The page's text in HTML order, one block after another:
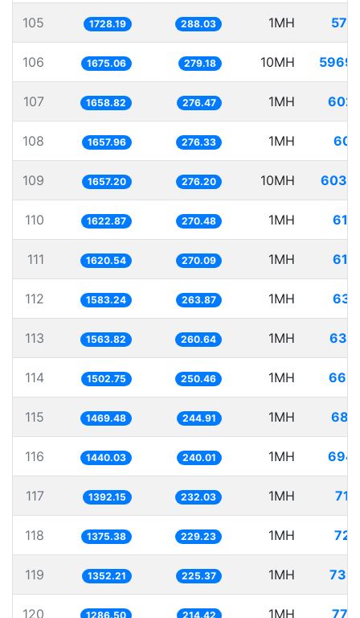
105 1728.19 288.03 1MH
106 1675.06 279.18 10MH
107 1658.82 276.47 1MH
108 1657.96 276.33 1MH
109 1657.20 276.20 10MH
110 1622.87 270.48 1MH
111 1620.54 270.09 1MH
112 1583.24 263.87 1MH
113 1563.82 260.64 1MH
114 1502.75 250.46 1MH
115 1469.48 244.91 1MH
116 1440.03 240.01 1MH
117 1392.15 232.03 1MH
118 1375.38 229.23 1MH
119 1352.21 225.37 1MH
120 1286.50 214.42 1MH